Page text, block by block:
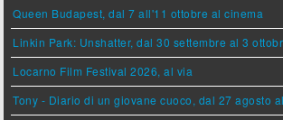
Queen Budapest, dal 7 all'11 ottobre al cinema
Linkin Park: Unshatter, dal 30 settembre al 3
Locarno Film Festival 2026, al via
Tony - Diario di un giovane cuoco, dal 27 agosto